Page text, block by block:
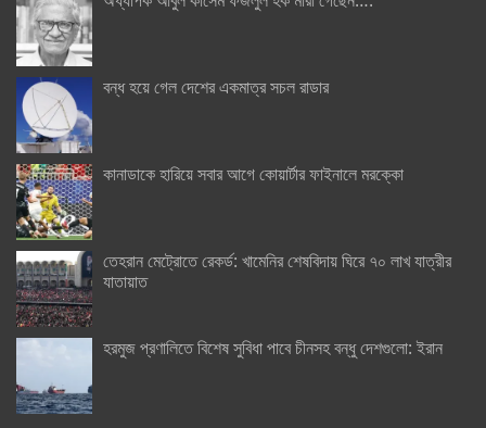
বন্ধ হয়ে গেল দেশের একমাত্র সচল রাডার
কানাডাকে হারিয়ে সবার আগে কোয়ার্টার ফাইনালে মরক্কো
তেহরান মেট্রোতে রেকর্ড: খামেনির শেষবিদায় ঘিরে ৭০ লাখ যাত্রীর
যাতায়াত
হরমুজ প্রণালিতে বিশেষ সুবিধা পাবে চীনসহ বন্ধু দেশগুলো: ইরান